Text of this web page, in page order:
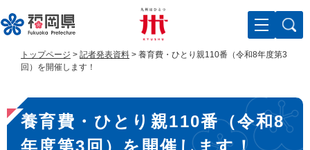
ー
ジ
す
。
ニ
ュ
し
て
トップページ > 記者発表資料 > 養育費・ひとり親110番（令和8年度第3
回）を開催します！
本
文
養育費・ひとり親110番（令和8
年度第3回）を開催します！